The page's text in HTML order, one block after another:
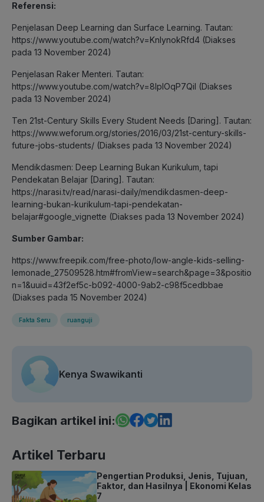
Referensi:
Penjelasan Deep Learning dan Surface Learning. Tautan:
https://www.youtube.com/watch?v=KnIynokRfd4 (Diakses
pada 13 November 2024)
Penjelasan Raker Menteri. Tautan:
https://www.youtube.com/watch?v=8lpIOqP7QiI (Diakses
pada 13 November 2024)
Ten 21st-Century Skills Every Student Needs [Daring]. Tautan:
https://www.weforum.org/stories/2016/03/21st-century-skills-
future-jobs-students/ (Diakses pada 13 November 2024)
Mendikdasmen: Deep Learning Bukan Kurikulum, tapi
Pendekatan Belajar [Daring]. Tautan:
https://narasi.tv/read/narasi-daily/mendikdasmen-deep-
learning-bukan-kurikulum-tapi-pendekatan-
belajar#google_vignette (Diakses pada 13 November 2024)
Sumber Gambar:
https://www.freepik.com/free-photo/low-angle-kids-selling-
lemonade_27509528.htm#fromView=search&page=3&positio
n=1&uuid=43f2ef5c-b092-4000-9ab2-c98f5cedbbae
(Diakses pada 15 November 2024)
Fakta Seru ruanguji
Kenya Swawikanti
Bagikan artikel ini:
Artikel Terbaru
Pengertian Produksi, Jenis, Tujuan,
Faktor, dan Hasilnya | Ekonomi Kelas
7